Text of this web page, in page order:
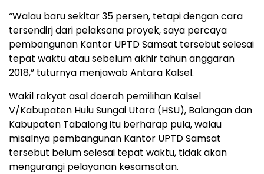
“Walau baru sekitar 35 persen, tetapi dengan cara
tersendirj dari pelaksana proyek, saya percaya
pembangunan Kantor UPTD Samsat tersebut selesai
tepat waktu atau sebelum akhir tahun anggaran
2018,” tuturnya menjawab Antara Kalsel.
Wakil rakyat asal daerah pemilihan Kalsel
V/Kabupaten Hulu Sungai Utara (HSU), Balangan dan
Kabupaten Tabalong itu berharap pula, walau
misalnya pembangunan Kantor UPTD Samsat
tersebut belum selesai tepat waktu, tidak akan
mengurangi pelayanan kesamsatan.